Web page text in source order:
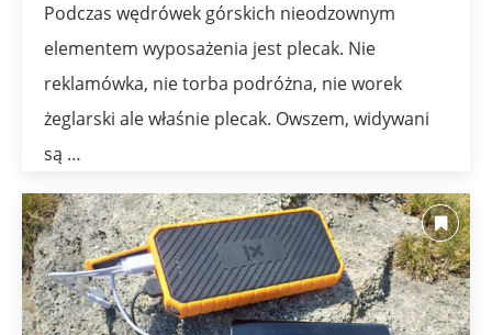
Podczas wędrówek górskich nieodzownym
elementem wyposażenia jest plecak. Nie
reklamówka, nie torba podróżna, nie worek
żeglarski ale właśnie plecak. Owszem, widywani
są …